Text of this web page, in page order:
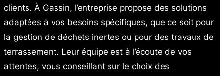
clients. À Gassin, l’entreprise propose des solutions
adaptées à vos besoins spécifiques, que ce soit pour
la gestion de déchets inertes ou pour des travaux de
terrassement. Leur équipe est à l’écoute de vos
attentes, vous conseillant sur le choix des